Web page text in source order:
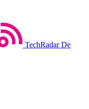
TechRadar De